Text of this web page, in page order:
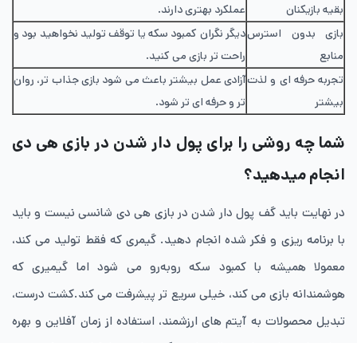
بقیه بازیکنان
عملکرد بهتری دارند.
بازی بدون استرس
منابع
دیگر نگران کمبود سکه یا توقف تولید نخواهید بود و
راحت تر بازی می کنید.
تجربه حرفه ای و لذت
بیشتر
آزادی عمل بیشتر باعث می شود بازی جذاب تر، روان
تر و حرفه ای تر شود.
شما چه روشی را برای پول دار شدن در بازی هی دی
انجام میدهید؟
در نهایت باید گف پول دار شدن در بازی هی دی شانسی نیست و باید
با برنامه ریزی و فکر شده انجام دهید. گیمری که فقط تولید می کند،
معمولا همیشه با کمبود سکه روبه‌رو می شود اما گیمیری که
هوشمندانه بازی می کند، خیلی سریع تر پیشرفت می کند.کشت درست،
تبدیل محصولات به آیتم های ارزشمند، استفاده از زمان آفلاین و بهره